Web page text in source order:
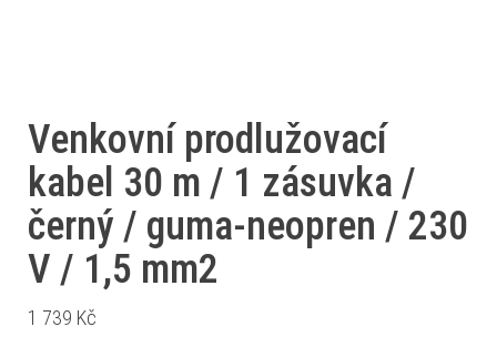
Venkovní prodlužovací
kabel 30 m / 1 zásuvka /
černý / guma-neopren / 230
V / 1,5 mm2
1 739 Kč